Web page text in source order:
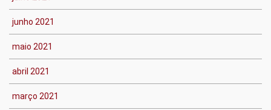
junho 2021
maio 2021
abril 2021
março 2021